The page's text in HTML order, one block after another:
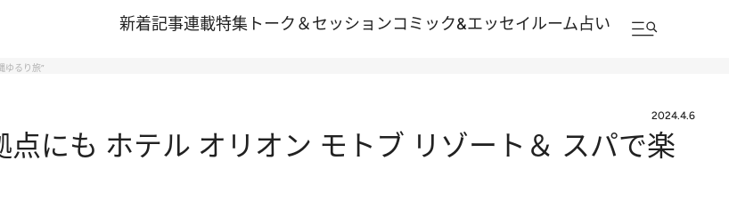
新着記事連載特集 トーク＆セッションコミック&エッセイルーム占い
ゆるり旅”
2024.4.6
にも ホテル オリオン モトブ リゾート＆ スパで楽